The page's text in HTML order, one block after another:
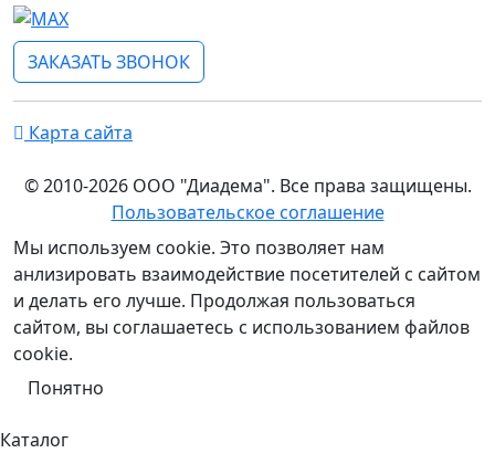
ЗАКАЗАТЬ ЗВОНОК
Карта сайта
© 2010-2026 ООО "Диадема". Все права защищены.
Пользовательское соглашение
Мы используем cookie. Это позволяет нам
анлизировать взаимодействие посетителей с сайтом
и делать его лучше. Продолжая пользоваться
сайтом, вы соглашаетесь с использованием файлов
cookie.
Понятно
Каталог